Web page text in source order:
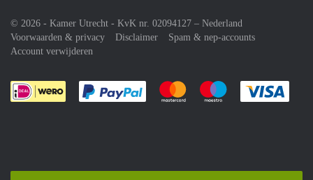
© 2026 - Kamer Utrecht - KvK nr. 02094127 – Nederland
Voorwaarden & privacy
Disclaimer
Spam & nep-accounts
Account verwijderen
Je rekent gemakkelijk af met Paypal
Je rekent gemakkelijk af met
Je rekent